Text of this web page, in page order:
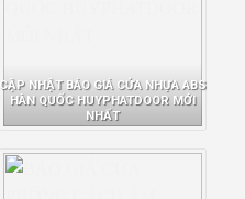
CẬP NHẬT BÁO GIÁ CỬA NHỰA ABS
HÀN QUỐC HUYPHATDOOR MỚI
NHẤT